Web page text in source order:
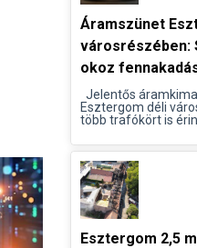
Áramszünet
városrészében:
okoz
Jelentős
Esztergom déli
több trafókört is
Esztergom 2,5